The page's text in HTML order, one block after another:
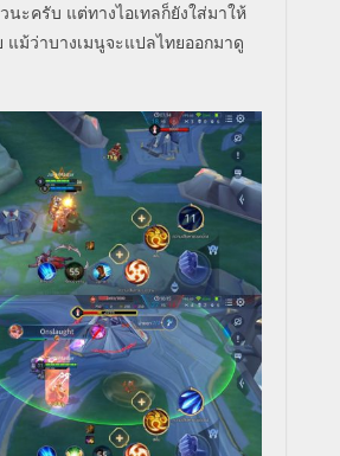
นะครับ แต่ทางไอเทลก็ยังใส่มาให้
แม้ว่าบางเมนูจะแปลไทยออกมาดู